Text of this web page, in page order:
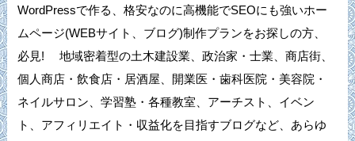
WordPressで作る、格安なのに高機能でSEOにも強いホー
ムページ(WEBサイト、ブログ)制作プランをお探しの方、
必見! 地域密着型の土木建設業、政治家・士業、商店街、
個人商店・飲食店・居酒屋、開業医・歯科医院・美容院・
ネイルサロン、学習塾・各種教室、アーチスト、イベン
ト、アフィリエイト・収益化を目指すブログなど、あらゆ